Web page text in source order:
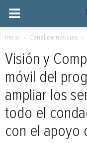
Inicio Canal de noticias
Visión y
móvil del
ampliar los
todo el
con el apoyo